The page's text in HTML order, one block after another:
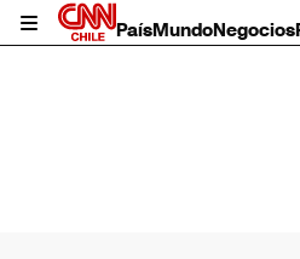
PaísMundoNegocios